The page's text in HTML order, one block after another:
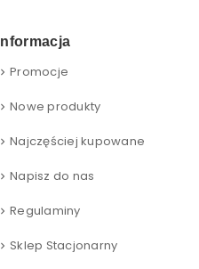
Informacja
Promocje
Nowe produkty
Najczęściej kupowane
Napisz do nas
Regulaminy
Sklep Stacjonarny